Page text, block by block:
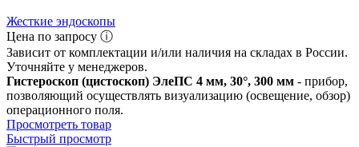
Жесткие эндоскопы
Цена по запросу ⓘ
Зависит от комплектации и/или наличия на складах в России.
Уточняйте у менеджеров.
Гистероскоп (цистоскоп) ЭлеПС 4 мм, 30°, 300 мм - прибор,
позволяющий осуществлять визуализацию (освещение, обзор)
операционного поля.
Просмотреть товар
Быстрый просмотр